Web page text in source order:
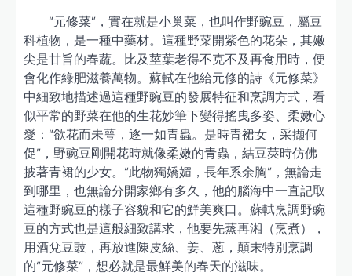
“元修菜”，實在就是小巢菜，也叫作野豌豆，屬豆
科植物，是一種中藥材。這種野菜開紫色的花朵，其嫩
尖是甘旨的春蔬。比及莖葉老得不克不及再食用時，便
會化作綠肥滋養萬物。蘇軾在他給元修的詩《元修菜》
中細致地描述過這種野豌豆的發展特征和烹調方式，看
似平常的野菜在他的生花妙筆下變得搖曳多姿、柔嫩心
愛：“欲花而未萼，逐一如青蟲。是時青裙女，采擷何
促”，野豌豆剛開花時就像柔嫩的青蟲，結豆莢時仿佛
披著青裙的少女。“此物獨嬌媚，長年系余胸”，無論走
到哪里，也無論分開家鄉有多久，他的腦海中一直記取
這種野豌豆的樣子容貌和它的鮮美爽口。蘇軾烹調野豌
豆的方式也是這般細致講求，他要先蒸再湘（烹煮），
用酒兌豆豉，再放進陳皮絲、姜、蔥，顛末特別烹調
的“元修菜”，想必就是最鮮美的春天的滋味。